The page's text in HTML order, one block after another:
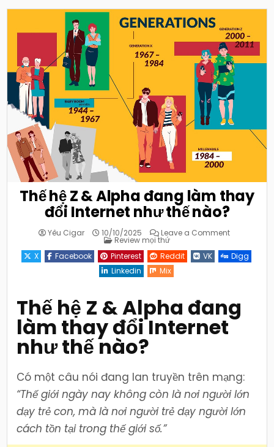
Thế hệ Z & Alpha đang làm thay
đổi Internet như thế nào?
Yêu Cigar 10/10/2025 Leave a Commenton
Z
&
Internet
như
thế
Posted
Review mọi thứ
X
Facebook Pinterest Reddit VK
Digg
Linkedin
Mix
Thế hệ Z & Alpha đang
làm thay đổi Internet
như thế nào?
Có một câu nói đang lan truyền trên mạng:
“Thế giới ngày nay không còn là nơi người lớn
dạy trẻ con, mà là nơi người trẻ dạy người lớn
cách tồn tại trong thế giới số.”